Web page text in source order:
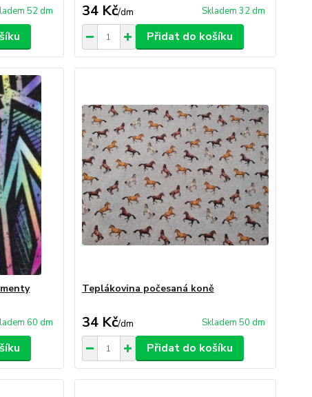
52 dm 34 Kč/dm Skladem 32 dm
Přidat do košíku
60 dm
Teplákovina počesaná koně
34 Kč/dm Skladem 50 dm
Přidat do košíku